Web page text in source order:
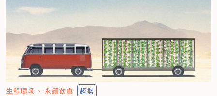
生態環境 永續飲食 趨勢